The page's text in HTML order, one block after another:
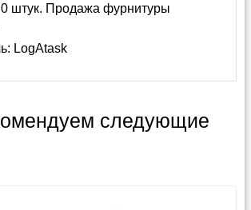
штук. Продажа фурнитуры
LogAtask
следующие